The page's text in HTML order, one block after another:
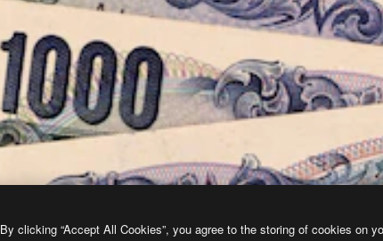
By clicking “Accept All Cookies”, you agree to the storing of cookies on